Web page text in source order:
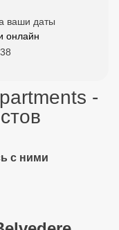
ваши даты
онлайн
-
с ними